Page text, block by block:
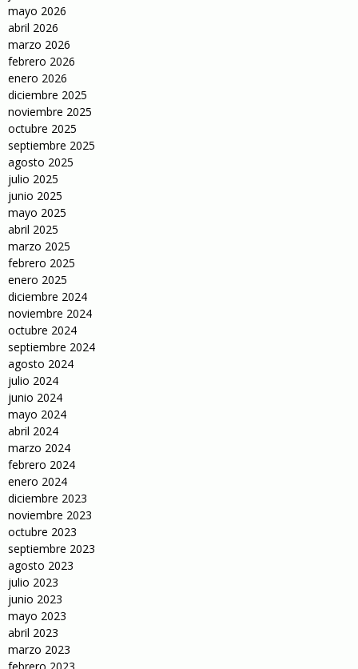
mayo 2026
abril 2026
marzo 2026
febrero 2026
enero 2026
diciembre 2025
noviembre 2025
octubre 2025
septiembre 2025
agosto 2025
julio 2025
junio 2025
mayo 2025
abril 2025
marzo 2025
febrero 2025
enero 2025
diciembre 2024
noviembre 2024
octubre 2024
septiembre 2024
agosto 2024
julio 2024
junio 2024
mayo 2024
abril 2024
marzo 2024
febrero 2024
enero 2024
diciembre 2023
noviembre 2023
octubre 2023
septiembre 2023
agosto 2023
julio 2023
junio 2023
mayo 2023
abril 2023
marzo 2023